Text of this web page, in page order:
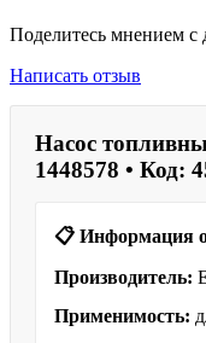
Поделитесь мнением с
Написать отзыв
Насос
1448578 • Код:
📋 Информация
Производитель:
Применимость: